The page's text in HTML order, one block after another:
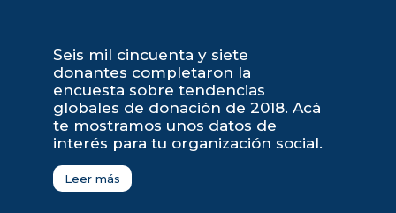
Seis mil cincuenta y siete
donantes completaron la
encuesta sobre tendencias
globales de donación de 2018. Acá
te mostramos unos datos de
interés para tu organización social.
Leer más